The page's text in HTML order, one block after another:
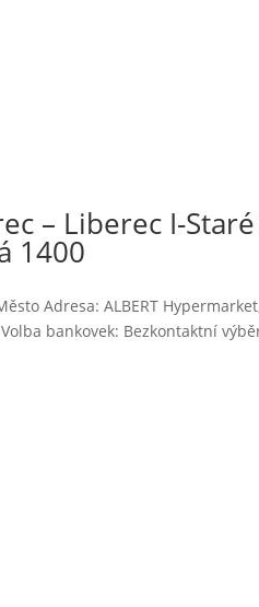
– Liberec I-
1400
Adresa: ALBERT
bankovek: Bezkontaktní